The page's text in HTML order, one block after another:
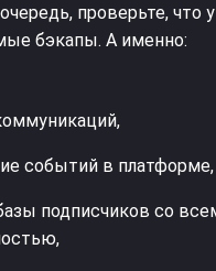
проверьте, что
бэкапы. А именно:
событий в платформе,
подписчиков со